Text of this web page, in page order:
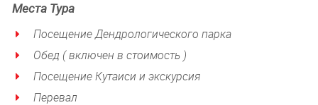
Места Тура
Посещение Дендрологического парка
Обед ( включен в стоимость )
Посещение Кутаиси и экскурсия
Перевал